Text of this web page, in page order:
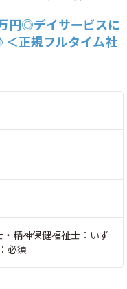
円◎デイサービスに
正規フルタイム社
精神保健福祉士：いず
必須